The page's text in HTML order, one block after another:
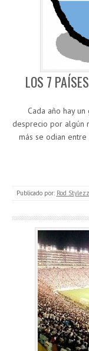
LOS 7
Cada año hay
desprecio por algún
más se odian entre
Publicado por: Rod Stylezz